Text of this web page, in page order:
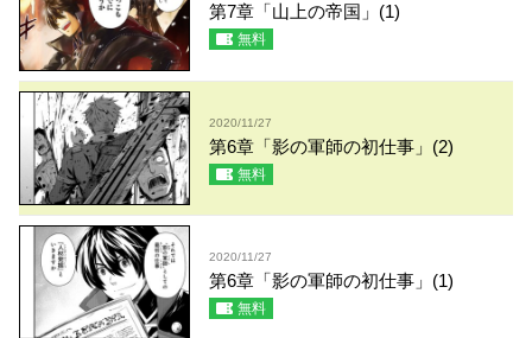
第7章「山上の帝国」(1)
無料
2020/11/27
第6章「影の軍師の初仕事」(2)
無料
2020/11/27
第6章「影の軍師の初仕事」(1)
無料